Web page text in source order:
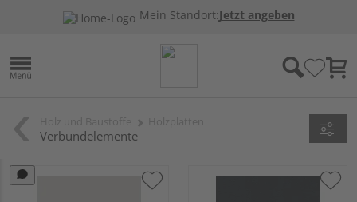
Mein Standort:Jetzt angeben
Verbundelemente